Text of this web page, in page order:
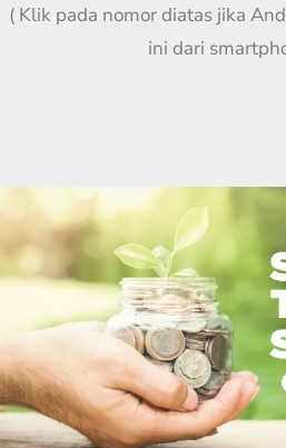
( Klik pada nomor diatas jika
ini dari